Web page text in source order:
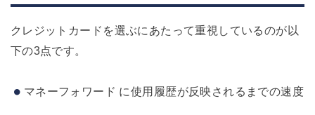
クレジットカードを選ぶにあたって重視しているのが以
下の3点です。
マネーフォワード に使用履歴が反映されるまでの速度